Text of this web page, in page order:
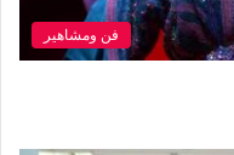
فن ومشاهير